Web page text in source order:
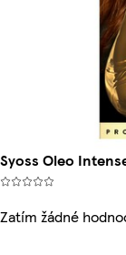
Syoss Oleo
Zatím žádné